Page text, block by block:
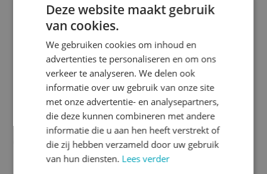
Deze website maakt gebruik
van cookies.
We gebruiken cookies om inhoud en
advertenties te personaliseren en om ons
verkeer te analyseren. We delen ook
informatie over uw gebruik van onze site
met onze advertentie- en analysepartners,
die deze kunnen combineren met andere
informatie die u aan hen heeft verstrekt of
die zij hebben verzameld door uw gebruik
van hun diensten. Lees verder